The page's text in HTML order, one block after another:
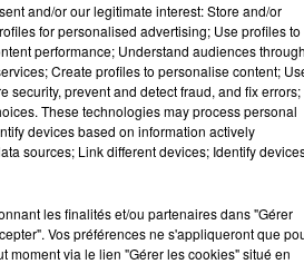
À
édition
and/or our legitimate interest: Store and/or
for personalised advertising; Use profiles to
performance; Understand audiences through
Create profiles to personalise content;
security, prevent and detect fraud, and fix errors;
These technologies may process personal
devices based on information actively
sources; Link different devices; Identify
les finalités et/ou partenaires dans "Gérer
Vos préférences ne s'appliqueront que
moment via le lien "Gérer les cookies" situé en